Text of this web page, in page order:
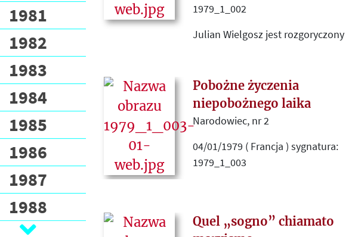
1981
1982
1983
1984
1985
1986
1987
1988
1979_1_002
Julian Wielgosz jest rozgoryczony
pragnął skrytykować „nieskażony
patriotyzm A. Chileckiego, który
pozwala Żydom atakować nas na
każdym kroku, a odmawia stronie
polskiej jakiejkolwiek efektywnej
obrony”.
Pobożne życzenia
niepobożnego laika
Narodowiec, nr 2
04/01/1979 ( Francja ) sygnatura:
1979_1_003
Kościół u progu nowego
Quel „sogno” chiamato